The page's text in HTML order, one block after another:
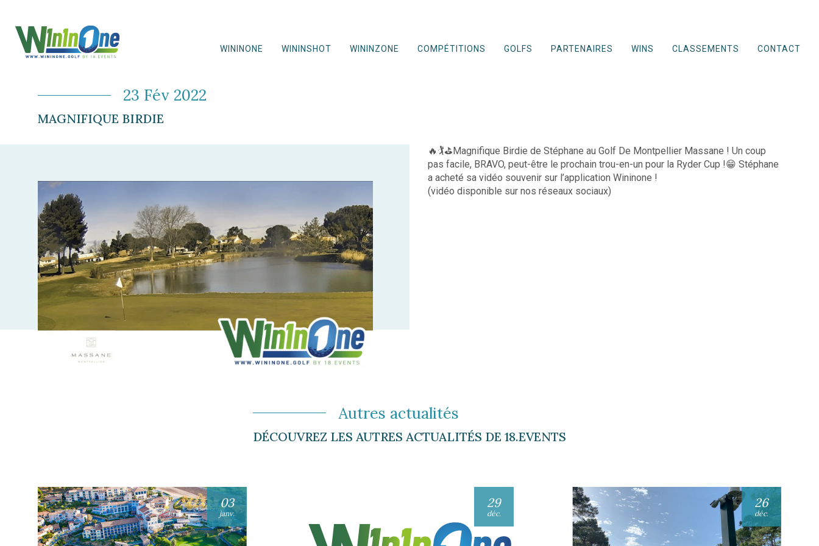
WININONE WININSHOT WININZONE COMPÉTITIONS GOLFS PARTENAIRES WINS CLASSEMENTS CONTACT
23 Fév 2022
MAGNIFIQUE BIRDIE
🔥🏌️⛳️Magnifique Birdie de Stéphane au Golf De Montpellier Massane ! Un coup
pas facile, BRAVO, peut-être le prochain trou-en-un pour la Ryder Cup !😁 Stéphane
a acheté sa vidéo souvenir sur l’application Wininone !
(vidéo disponible sur nos réseaux sociaux)
Autres actualités
DÉCOUVREZ LES AUTRES ACTUALITÉS DE 18.EVENTS
03
janv.
29
déc.
26
déc.